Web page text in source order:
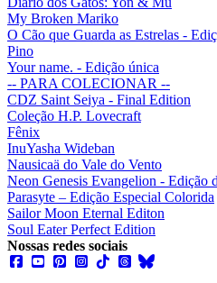
My Broken Mariko
O Cão que Guarda as Estrelas -
Pino
Your name. - Edição única
-- PARA COLECIONAR --
CDZ Saint Seiya - Final Edition
Coleção H.P. Lovecraft
Fênix
InuYasha Wideban
Nausicaä do Vale do Vento
Neon Genesis Evangelion - Edição
Parasyte – Edição Especial Colorida
Sailor Moon Eternal Editon
Soul Eater Perfect Edition
Nossas redes sociais